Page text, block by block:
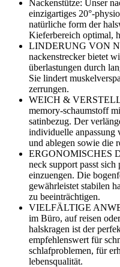
Nackenstütze: Unser
einzigartiges 20°-
natürliche form der
Kieferbereich optimal,
LINDERUNG VON
nackenstrecker bietet
überlastungen durch
Sie lindert
zerrungen.
WEICH &
memory-schaumstoff
satinbezug. Der
individuelle anpassung
und ablegen sowie die
ERGONOMISCHES
neck support passt
einzuengen. Die
gewährleistet stabilen
zu beeinträchtigen.
VIELFÄLTIGE
im Büro, auf reisen
halskragen ist der
empfehlenswert für
schlafproblemen, für
lebensqualität.